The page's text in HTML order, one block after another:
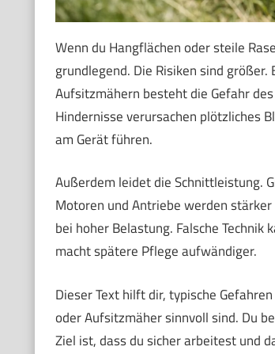
Wenn du Hangflächen oder steile
grundlegend. Die Risiken sind
Aufsitzmähern besteht die Gefahr
Hindernisse verursachen plötzliches
am Gerät führen.
Außerdem leidet die Schnittleistung.
Motoren und Antriebe werden
bei hoher Belastung. Falsche
macht spätere Pflege aufwändiger.
Dieser Text hilft dir, typische
oder Aufsitzmäher sinnvoll sind. Du
Ziel ist, dass du sicher arbeitest und